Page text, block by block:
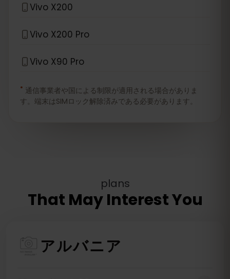
Vivo X200
Vivo X200 Pro
Vivo X90 Pro
* 通信事業者や国による制限が適用される場合がありま
す。端末はSIMロック解除済みである必要があります。
plans
That May Interest You
アルバニア